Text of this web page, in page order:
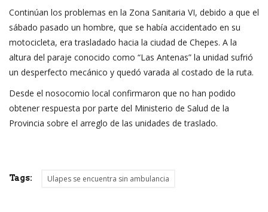
Continúan los problemas en la Zona Sanitaria VI, debido a que el
sábado pasado un hombre, que se había accidentado en su
motocicleta, era trasladado hacia la ciudad de Chepes. A la
altura del paraje conocido como “Las Antenas” la unidad sufrió
un desperfecto mecánico y quedó varada al costado de la ruta.
Desde el nosocomio local confirmaron que no han podido
obtener respuesta por parte del Ministerio de Salud de la
Provincia sobre el arreglo de las unidades de traslado.
Tags: Ulapes se encuentra sin ambulancia